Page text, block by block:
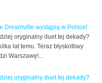
Dreamville wystąpią w Polsce!
oryginalny duet tej dekady?
lat temu. Teraz błyskotliwy
Warszawę!...
oryginalny duet tej dekady?